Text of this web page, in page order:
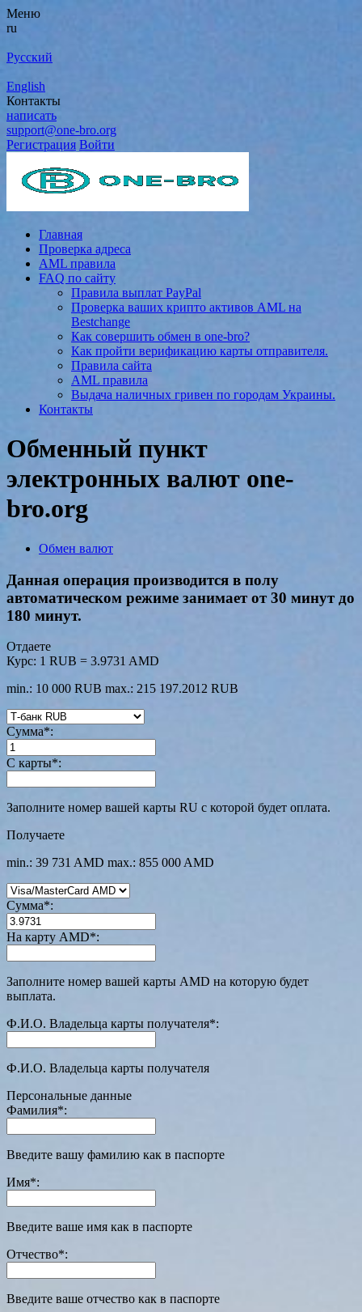
Меню
ru
Русский
English
Контакты
написать
support@one-bro.org
Регистрация Войти
Главная
Проверка адреса
AML правила
FAQ по сайту
Правила выплат PayPal
Проверка ваших крипто активов AML на
Bestchange
Как совершить обмен в one-bro?
Как пройти верификацию карты отправителя.
Правила сайта
AML правила
Выдача наличных гривен по городам Украины.
Контакты
Обменный пункт
электронных валют one-
bro.org
Обмен валют
Данная операция производится в полу
автоматическом режиме занимает от 30 минут до
180 минут.
Отдаете
Курс: 1 RUB = 3.9731 AMD
min.: 10 000 RUB max.: 215 197.2012 RUB
Сумма*:
С карты*:
Заполните номер вашей карты RU с которой будет оплата.
Получаете
min.: 39 731 AMD max.: 855 000 AMD
Сумма*:
На карту AMD*:
Заполните номер вашей карты AMD на которую будет
выплата.
Ф.И.О. Владельца карты получателя*:
Ф.И.О. Владельца карты получателя
Персональные данные
Фамилия*:
Введите вашу фамилию как в паспорте
Имя*:
Введите ваше имя как в паспорте
Отчество*:
Введите ваше отчество как в паспорте